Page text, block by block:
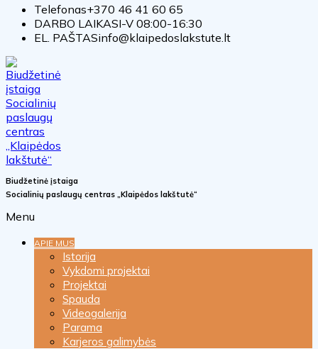
Telefonas+370 46 41 60 65
DARBO LAIKASI-V 08:00-16:30
EL. PAŠTASinfo@klaipedoslakstute.lt
Biudžetinė įstaiga
Socialinių paslaugų centras „Klaipėdos lakštutė“
Menu
APIE MUS
Istorija
Vykdomi projektai
Projektai
Spauda
Videogalerija
Parama
Karjeros galimybės